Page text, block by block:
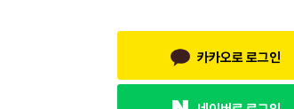
카카오로 로그인